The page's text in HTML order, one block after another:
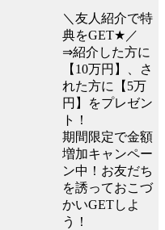
＼友人紹介で特
典をGET★／
⇒紹介した方に
【10万円】、さ
れた方に【5万
円】をプレゼン
ト！
期間限定で金額
増加キャンペー
ン中！お友だち
を誘っておこづ
かいGETしよ
う！